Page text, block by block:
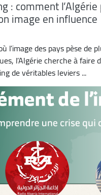
: comment
image en influence
l’image des pays pèse de
l’Algérie cherche à faire
de véritables leviers ...